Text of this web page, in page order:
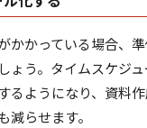
かかっている場合、
ょう。タイムスケジ
るようになり、資料
減らせます。